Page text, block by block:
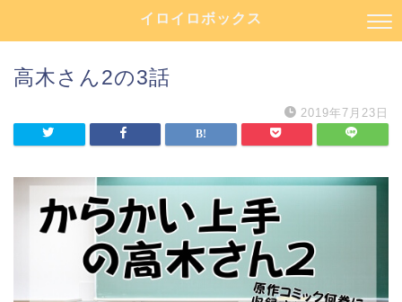
イロイロボックス
高木さん2の3話
2019年7月23日